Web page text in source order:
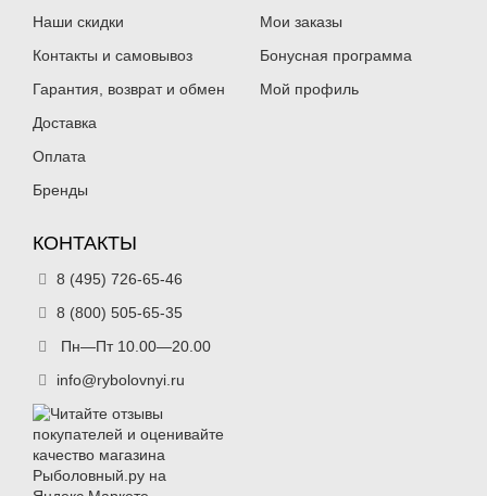
Наши скидки
Контакты и самовывоз
Гарантия, возврат и обмен
Доставка
Оплата
Бренды
Мои заказы
Бонусная программа
Мой профиль
КОНТАКТЫ
8 (495) 726-65-46
8 (800) 505-65-35
Пн—Пт 10.00—20.00
info@rybolovnyi.ru